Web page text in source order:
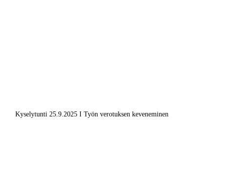
Kyselytunti 25.9.2025 I Työn verotuksen keveneminen